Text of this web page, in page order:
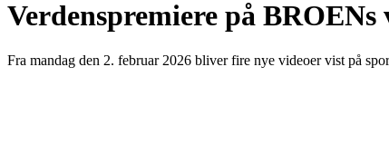
Verdenspremiere på BROENs
Fra mandag den 2. februar 2026 bliver fire nye videoer vist på